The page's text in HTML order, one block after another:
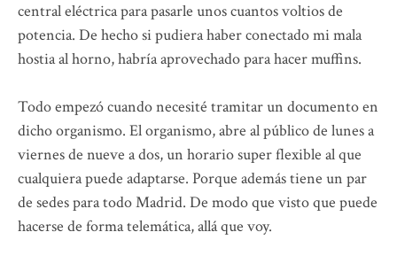
central eléctrica para pasarle unos cuantos voltios de
potencia. De hecho si pudiera haber conectado mi mala
hostia al horno, habría aprovechado para hacer muffins.
Todo empezó cuando necesité tramitar un documento en
dicho organismo. El organismo, abre al público de lunes a
viernes de nueve a dos, un horario super flexible al que
cualquiera puede adaptarse. Porque además tiene un par
de sedes para todo Madrid. De modo que visto que puede
hacerse de forma telemática, allá que voy.